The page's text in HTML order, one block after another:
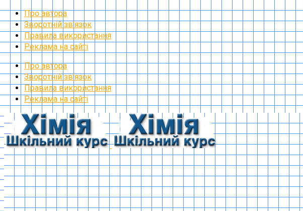
Про автора
Зворотній зв’язок
Правила використання
Реклама на сайті
Про автора
Зворотній зв’язок
Правила використання
Реклама на сайті